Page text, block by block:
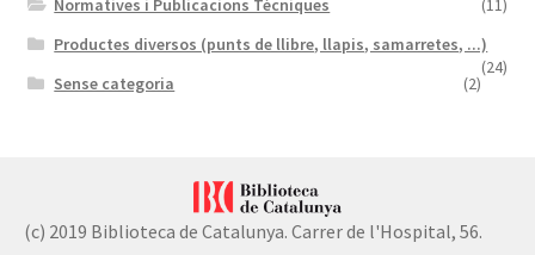
Normatives i Publicacions Tècniques
(11)
Productes diversos (punts de llibre, llapis, samarretes, ...)
(24)
Sense categoria (2)
(c) 2019 Biblioteca de Catalunya. Carrer de l'Hospital, 56.